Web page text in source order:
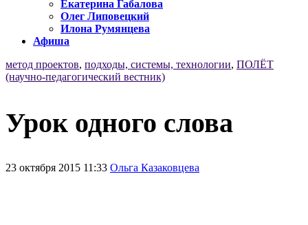
Екатерина Габалова
Олег Липовецкий
Илона Румянцева
Афиша
метод проектов, подходы, системы, технологии, ПОЛЁТ
(научно-педагогический вестник)
Урок одного слова
23 октября 2015 11:33 Ольга Казаковцева